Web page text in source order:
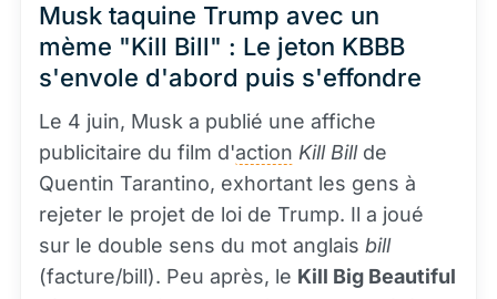
Musk taquine Trump avec un
mème "Kill Bill" : Le jeton KBBB
s'envole d'abord puis s'effondre
Le 4 juin, Musk a publié une affiche
publicitaire du film d'action Kill Billde
Quentin Tarantino, exhortant les gens à
rejeter le projet de loi de Trump. Il a joué
sur le double sens du mot anglais bill
(facture/bill). Peu après, le Kill Big Beautiful